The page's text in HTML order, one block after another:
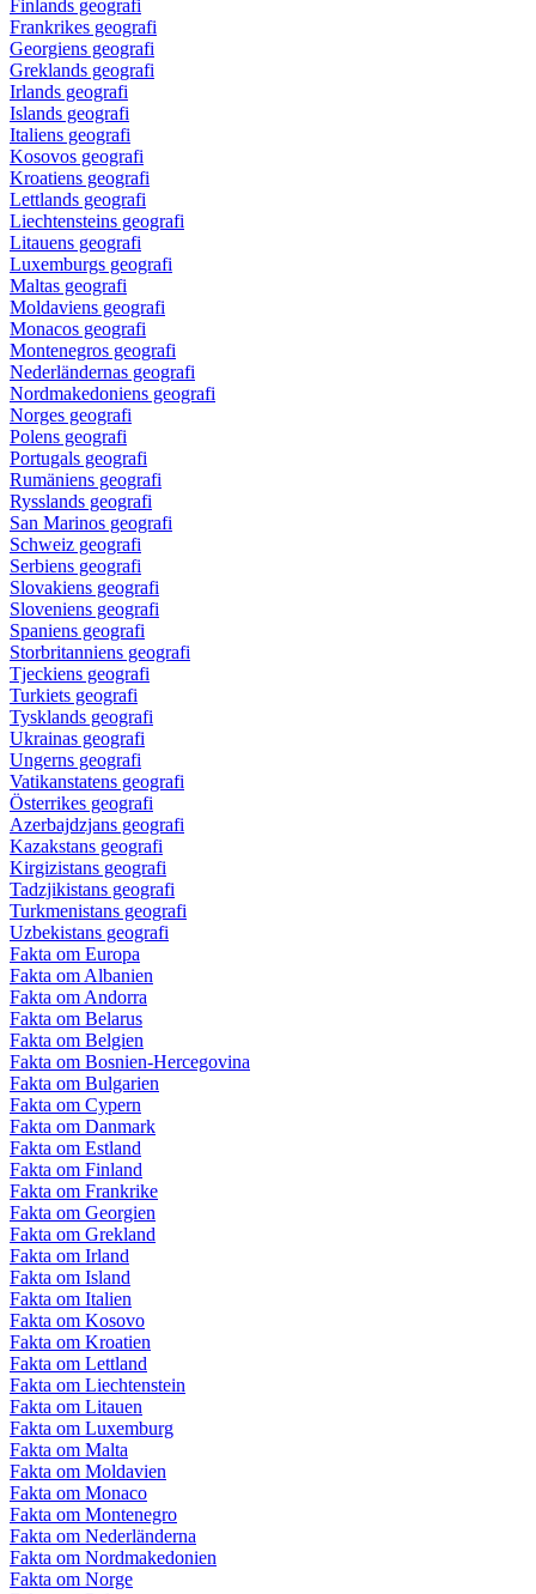
Finlands geografi
Frankrikes geografi
Georgiens geografi
Greklands geografi
Irlands geografi
Islands geografi
Italiens geografi
Kosovos geografi
Kroatiens geografi
Lettlands geografi
Liechtensteins geografi
Litauens geografi
Luxemburgs geografi
Maltas geografi
Moldaviens geografi
Monacos geografi
Montenegros geografi
Nederländernas geografi
Nordmakedoniens geografi
Norges geografi
Polens geografi
Portugals geografi
Rumäniens geografi
Rysslands geografi
San Marinos geografi
Schweiz geografi
Serbiens geografi
Slovakiens geografi
Sloveniens geografi
Spaniens geografi
Storbritanniens geografi
Tjeckiens geografi
Turkiets geografi
Tysklands geografi
Ukrainas geografi
Ungerns geografi
Vatikanstatens geografi
Österrikes geografi
Azerbajdzjans geografi
Kazakstans geografi
Kirgizistans geografi
Tadzjikistans geografi
Turkmenistans geografi
Uzbekistans geografi
Fakta om Europa
Fakta om Albanien
Fakta om Andorra
Fakta om Belarus
Fakta om Belgien
Fakta om Bosnien-Hercegovina
Fakta om Bulgarien
Fakta om Cypern
Fakta om Danmark
Fakta om Estland
Fakta om Finland
Fakta om Frankrike
Fakta om Georgien
Fakta om Grekland
Fakta om Irland
Fakta om Island
Fakta om Italien
Fakta om Kosovo
Fakta om Kroatien
Fakta om Lettland
Fakta om Liechtenstein
Fakta om Litauen
Fakta om Luxemburg
Fakta om Malta
Fakta om Moldavien
Fakta om Monaco
Fakta om Montenegro
Fakta om Nederländerna
Fakta om Nordmakedonien
Fakta om Norge